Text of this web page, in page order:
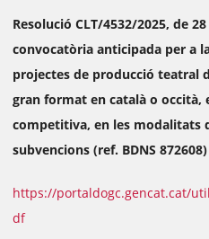
Resolució CLT/4532/2025, de
convocatòria anticipada per a
projectes de producció teatral
gran format en català o occità,
competitiva, en les modalitats
subvencions (ref. BDNS 872608)
https://portaldogc.gencat.cat/
df